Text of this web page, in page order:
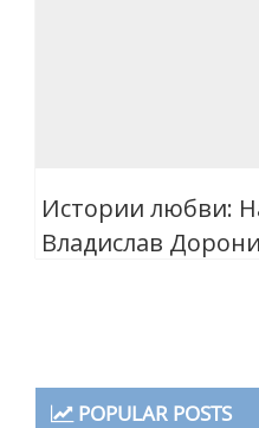
Истории любви:
Владислав
POPULAR POSTS